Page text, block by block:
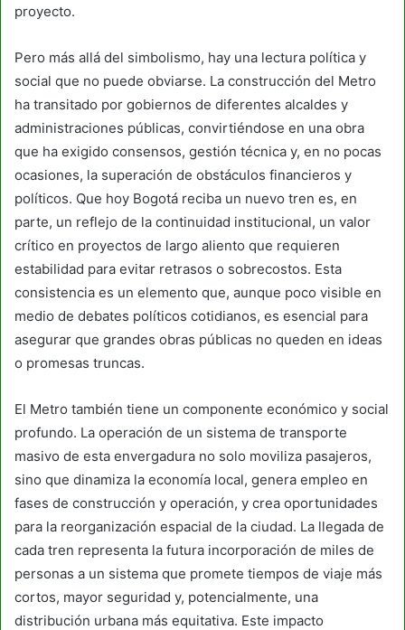
proyecto.
Pero más allá del simbolismo, hay una lectura política y
social que no puede obviarse. La construcción del Metro
ha transitado por gobiernos de diferentes alcaldes y
administraciones públicas, convirtiéndose en una obra
que ha exigido consensos, gestión técnica y, en no pocas
ocasiones, la superación de obstáculos financieros y
políticos. Que hoy Bogotá reciba un nuevo tren es, en
parte, un reflejo de la continuidad institucional, un valor
crítico en proyectos de largo aliento que requieren
estabilidad para evitar retrasos o sobrecostos. Esta
consistencia es un elemento que, aunque poco visible en
medio de debates políticos cotidianos, es esencial para
asegurar que grandes obras públicas no queden en ideas
o promesas truncas.
El Metro también tiene un componente económico y social
profundo. La operación de un sistema de transporte
masivo de esta envergadura no solo moviliza pasajeros,
sino que dinamiza la economía local, genera empleo en
fases de construcción y operación, y crea oportunidades
para la reorganización espacial de la ciudad. La llegada de
cada tren representa la futura incorporación de miles de
personas a un sistema que promete tiempos de viaje más
cortos, mayor seguridad y, potencialmente, una
distribución urbana más equitativa. Este impacto